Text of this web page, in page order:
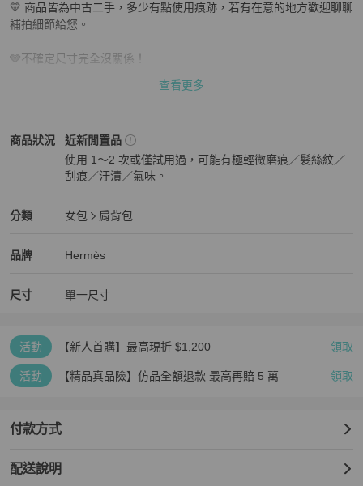
💛 商品皆為中古二手，多少有點使用痕跡，若有在意的地方歡迎聊聊
補拍細節給您。
🩶不確定尺寸完全沒關係！
查看更多
商品狀況
Hermès女包商品狀態與細節
近新閒置品
使用 1～2 次或僅試用過，可能有極輕微磨痕／髮絲紋／
刮痕／汙漬／氣味。
分類
Hermès 女包分類資訊
女包
肩背包
品牌
Hermès 精品女包品牌介紹
Hermès
Hermès 推薦清單
尺寸 單一尺寸
活動 【新人首購】最高現折 $1,200 領取
活動 【精品真品險】仿品全額退款 最高再賠 5 萬 領取
付款方式
配送說明